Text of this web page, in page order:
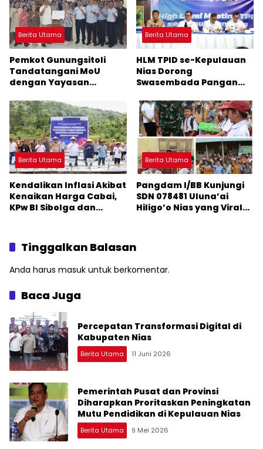
Berita Utama
Pemkot Gunungsitoli
Tandatangani MoU
dengan Yayasan
Peningkatan Mutu
Pendidikan
Berita Utama
HLM TPID se-Kepulauan
Nias Dorong
Swasembada Pangan
Berita Utama
Kendalikan Inflasi Akibat
Kenaikan Harga Cabai,
KPw BI Sibolga dan
Serentak
Berita Utama
Pangdam I/BB Kunjungi
SDN 078481 Uluna’ai
Hiligo’o Nias yang Viral
Tinggalkan Balasan
Anda harus masuk untuk berkomentar.
Baca Juga
Percepatan Transformasi Digital di
Kabupaten Nias
Berita Utama 11 Juni 2026
Pemerintah Pusat dan Provinsi
Diharapkan Proritaskan Peningkatan
Mutu Pendidikan di Kepulauan Nias
Berita Utama 9 Mei 2026